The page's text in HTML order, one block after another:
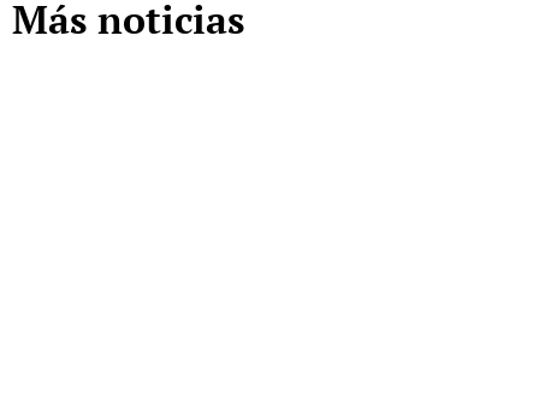
Más noticias